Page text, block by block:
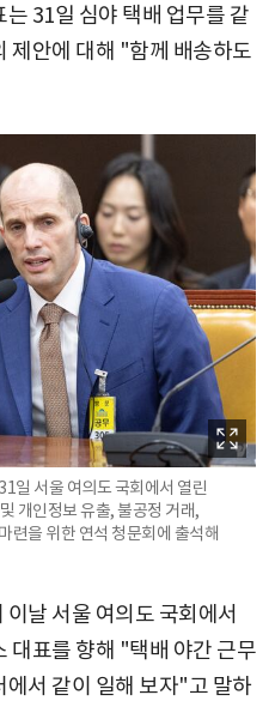
31일 심야 택배 업무를 같
제안에 대해 "함께 배송하도
일 서울 여의도 국회에서 열린
개인정보 유출, 불공정 거래,
련을 위한 연석 청문회에 출석해
날 서울 여의도 국회에서
대표를 향해 "택배 야간 근무
서 같이 일해 보자"고 말하